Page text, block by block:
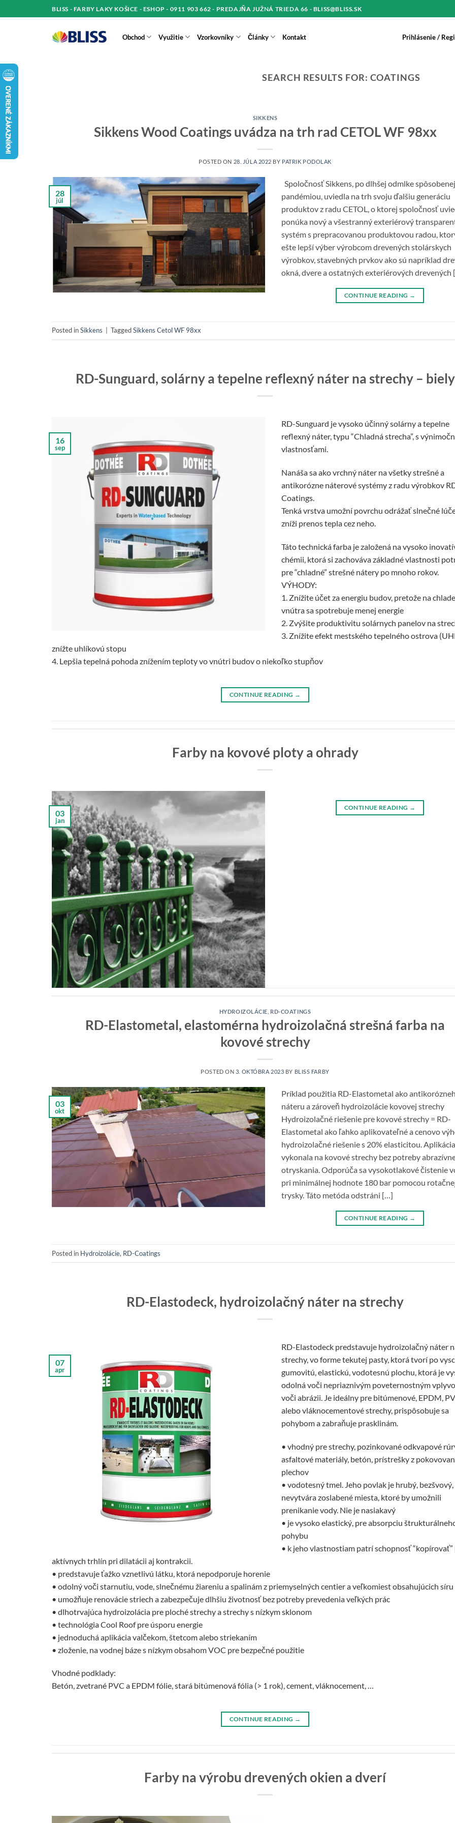
to
BLISS - FARBY LAKY KOŠICE - ESHOP - 0911 903 662 - PREDAJŇA JUŽNÁ TRIEDA 66 - BLISS@BLISS.SK
Obchod Využitie Vzorkovníky Články Kontakt Prihlásenie /
SEARCH RESULTS FOR: COATINGS
SIKKENS
Sikkens Wood Coatings uvádza na trh rad CETOL WF 98xx
POSTED ON 28. JÚLA 2022 BY PATRIK PODOLAK
28
júl
Spoločnosť Sikkens, po dlhšej odmlke spôsobenej
pandémiou, uviedla na trh svoju ďalšiu generáciu
produktov z radu CETOL, o ktorej spoločnosť
ponúka nový a všestranný exteriérový
systém s prepracovanou produktovou radou,
ešte lepší výber výrobcom drevených stolárskych
výrobkov, stavebných prvkov ako sú napríklad
okná, dvere a ostatných exteriérových drevených
CONTINUE READING →
Posted inSikkens TaggedSikkens Cetol WF 98xx
RD-Sunguard, solárny a tepelne reflexný náter na strechy – biely
16
sep
RD-Sunguard je vysoko účinný solárny a tepelne
reflexný náter, typu “Chladná strecha”, s
vlastnosťami.
Nanáša sa ako vrchný náter na všetky strešné a
antikorózne náterové systémy z radu výrobkov
Coatings.
Tenká vrstva umožní povrchu odrážať slnečné
zníži prenos tepla cez neho.
Táto technická farba je založená na vysoko
chémii, ktorá si zachováva základné vlastnosti
pre “chladné” strešné nátery po mnoho rokov.
VÝHODY:
1. Znížite účet za energiu budov, pretože na
vnútra sa spotrebuje menej energie
2. Zvýšite produktivitu solárnych panelov na
3. Znížite efekt mestského tepelného ostrova
znížte uhlíkovú stopu
4. Lepšia tepelná pohoda znížením teploty vo vnútri budov o niekoľko stupňov
CONTINUE READING →
Farby na kovové ploty a ohrady
03
jan
CONTINUE READING →
HYDROIZOLÁCIE RD-COATINGS
RD-Elastometal, elastomérna hydroizolačná strešná farba na
kovové strechy
POSTED ON 3. OKTÓBRA 2023 BY BLISS FARBY
03
okt
Príklad použitia RD-Elastometal ako
náteru a zároveň hydroizolácie kovovej strechy
Hydroizolačné riešenie pre kovové strechy = RD-
Elastometal ako ľahko aplikovateľné a cenovo
hydroizolačné riešenie s 20% elasticitou.
vykonala na kovové strechy bez potreby
otryskania. Odporúča sa vysokotlakové čistenie
pri minimálnej hodnote 180 bar pomocou
trysky. Táto metóda odstráni […]
CONTINUE READING →
Posted in Hydroizolácie, RD-Coatings
RD-Elastodeck, hydroizolačný náter na strechy
07
apr
RD-Elastodeck predstavuje hydroizolačný náter
strechy, vo forme tekutej pasty, ktorá tvorí po
gumovitú, elastickú, vodotesnú plochu, ktorá je
odolná voči nepriaznivým poveternostným
voči abrázii. Je ideálny pre bitúmenové, EPDM,
alebo vláknocementové strechy, prispôsobuje sa
pohybom a zabraňuje prasklinám.
• vhodný pre strechy, pozinkované odkvapové
asfaltové materiály, betón, prístrešky z
plechov
• vodotesný tmel. Jeho povlak je hrubý, bezšvový,
nevytvára zoslabené miesta, ktoré by umožnili
prenikanie vody. Nie je nasiakavý
• je vysoko elastický, pre absorpciu
pohybu
• k jeho vlastnostiam patrí schopnosť
aktívnych trhlín pri dilatácii aj kontrakcii.
• predstavuje ťažko vznetlivú látku, ktorá nepodporuje horenie
• odolný voči starnutiu, vode, slnečnému žiareniu a spalinám z priemyselných centier a veľkomiest obsahujúcich síru
• umožňuje renovácie striech a zabezpečuje dlhšiu životnosť bez potreby prevedenia veľkých prác
• dlhotrvajúca hydroizolácia pre ploché strechy a strechy s nízkym sklonom
• technológia Cool Roof pre úsporu energie
• jednoduchá aplikácia valčekom, štetcom alebo striekaním
• zloženie, na vodnej báze s nízkym obsahom VOC pre bezpečné použitie
Vhodné podklady:
Betón, zvetrané PVC a EPDM fólie, stará bitúmenová fólia (> 1 rok), cement, vláknocement, …
CONTINUE READING →
Farby na výrobu drevených okien a dverí